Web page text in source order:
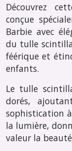
Découvrez
conçue
Barbie avec
du tulle
féérique et
enfants.
Le tulle
dorés,
sophistication
la lumière,
valeur la